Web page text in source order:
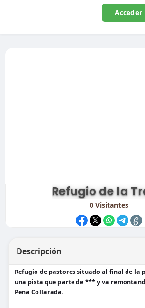
Acceder
Refugio de la
0Visitantes
Descripción
Refugio de pastores situado al final de la
una pista que parte de *** y va
Peña Collarada.